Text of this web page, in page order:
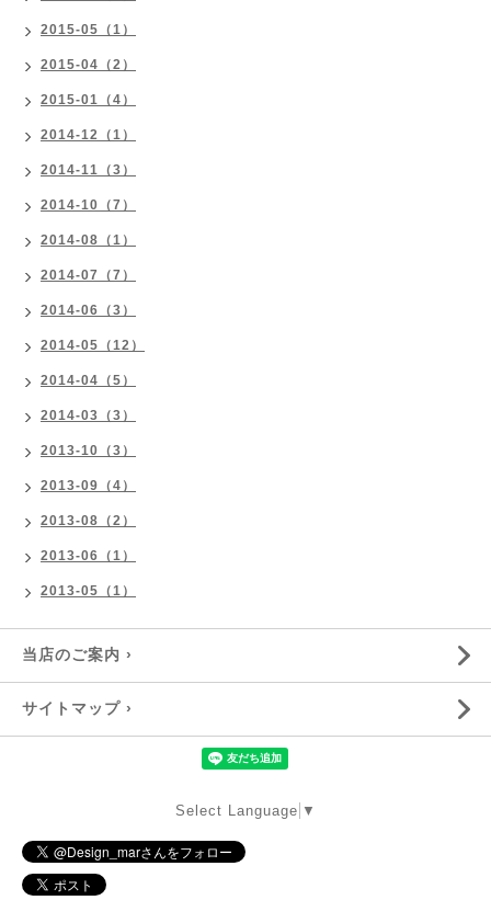
2015-05（1）
2015-04（2）
2015-01（4）
2014-12（1）
2014-11（3）
2014-10（7）
2014-08（1）
2014-07（7）
2014-06（3）
2014-05（12）
2014-04（5）
2014-03（3）
2013-10（3）
2013-09（4）
2013-08（2）
2013-06（1）
2013-05（1）
当店のご案内 ›
サイトマップ ›
Select Language ▼